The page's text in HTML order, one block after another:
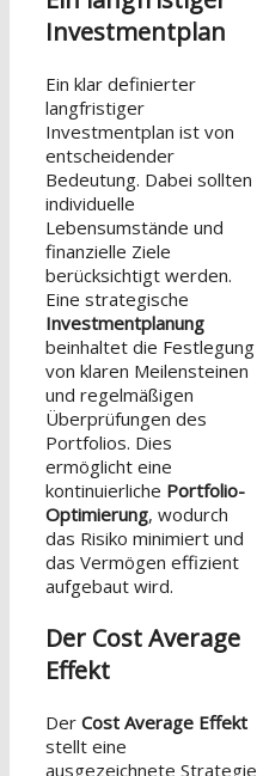
Investmentplan
Ein klar definierter
langfristiger
Investmentplan ist von
entscheidender
Bedeutung. Dabei sollten
individuelle
Lebensumstände und
finanzielle Ziele
berücksichtigt werden.
Eine strategische
Investmentplanung
beinhaltet die Festlegung
von klaren Meilensteinen
und regelmäßigen
Überprüfungen des
Portfolios. Dies
ermöglicht eine
kontinuierliche Portfolio-
Optimierung, wodurch
das Risiko minimiert und
das Vermögen effizient
aufgebaut wird.
Der Cost Average
Effekt
Der Cost Average Effekt
stellt eine
ausgezeichnete Strategie